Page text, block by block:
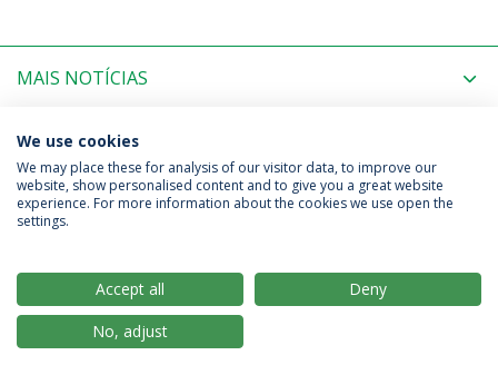
MAIS NOTÍCIAS
PRÓXIMOS EVENTOS
Política de Privacidade
Termos & Condições
© 2026 Universidade Católica Portuguesa
We use cookies
We may place these for analysis of our visitor data, to improve our
website, show personalised content and to give you a great website
experience. For more information about the cookies we use open the
settings.
Accept all
Deny
No, adjust